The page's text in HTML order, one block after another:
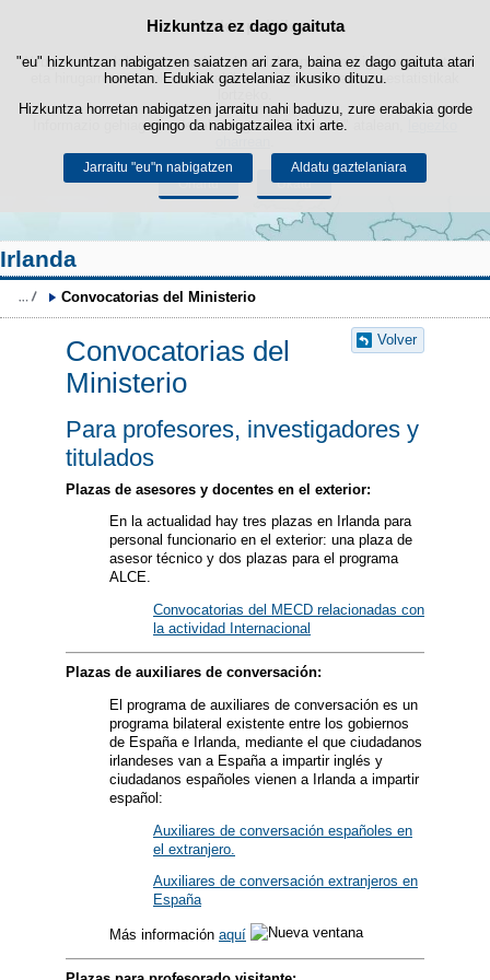
Cookie politika
Webgune honek berezko cookie-ak erabiltzen ditu nabigazioa errazteko
eta hirugarrenen cookie-ak erabilera- eta gogobetetasun-estatistikak
Informazio gehiago lor dezakezu gure "Cookie-ak" atalean,
Onartu Ukatu
Hizkuntza ez dago gaituta
"eu" hizkuntzan nabigatzen saiatzen ari zara, baina ez dago gaituta atari
honetan. Edukiak gaztelaniaz ikusiko dituzu.
Hizkuntza horretan nabigatzen jarraitu nahi baduzu, zure erabakia gorde
egingo da nabigatzailea itxi arte.
Jarraitu "eu"n nabigatzen Aldatu gaztelaniara
Edukira salto egin
Irlanda
Convocatorias del Ministerio
Volver
Convocatorias del
Ministerio
Para profesores, investigadores y
titulados
Plazas de asesores y docentes en el exterior:
En la actualidad hay tres plazas en Irlanda para
personal funcionario en el exterior: una plaza de
asesor técnico y dos plazas para el programa
ALCE.
Convocatorias del MECD relacionadas con
la actividad Internacional
Plazas de auxiliares de conversación:
El programa de auxiliares de conversación es un
programa bilateral existente entre los gobiernos
de España e Irlanda, mediante el que ciudadanos
irlandeses van a España a impartir inglés y
ciudadanos españoles vienen a Irlanda a impartir
español:
Auxiliares de conversación españoles en
el extranjero.
Auxiliares de conversación extranjeros en
España
Más información aquí